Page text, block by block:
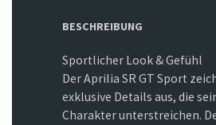
BESCHREIBUNG
Sportlicher Look & Gefühl
Der Aprilia SR GT Sport
exklusive Details aus, die
Charakter unterstreichen.